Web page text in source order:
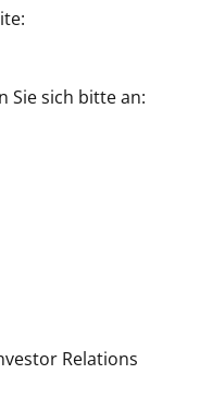
Sie sich bitte an:
Relations